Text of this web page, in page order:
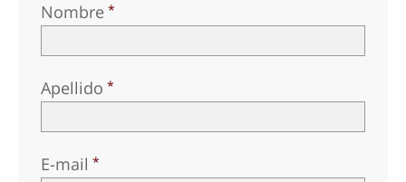
Nombre
Apellido
E-mail